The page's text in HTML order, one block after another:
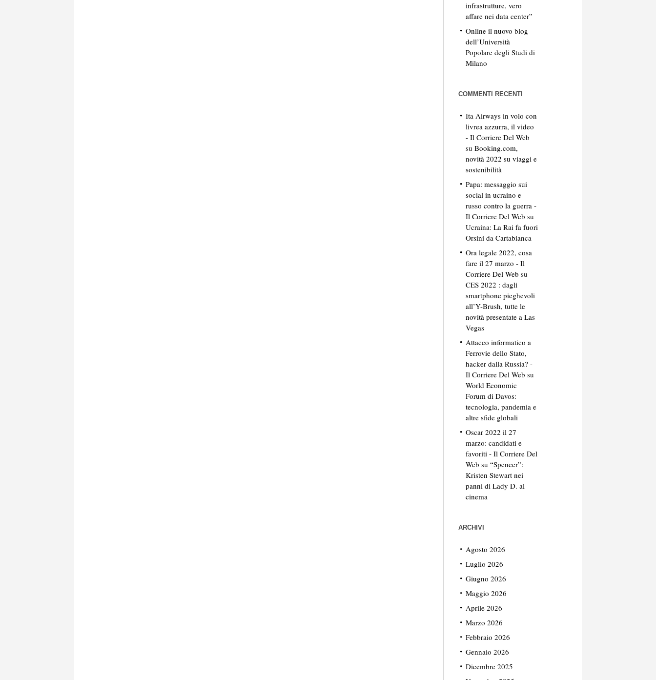
infrastrutture, vero
affare nei data center”
Online il nuovo blog
dell’Università
Popolare degli Studi di
Milano
COMMENTI RECENTI
Ita Airways in volo con
livrea azzurra, il video
- Il Corriere Del Web
su Booking.com,
novità 2022 su viaggi e
sostenibilità
Papa: messaggio sui
social in ucraino e
russo contro la guerra -
Il Corriere Del Web su
Ucraina: La Rai fa fuori
Orsini da Cartabianca
Ora legale 2022, cosa
fare il 27 marzo - Il
Corriere Del Web su
CES 2022 : dagli
smartphone pieghevoli
all’Y-Brush, tutte le
novità presentate a Las
Vegas
Attacco informatico a
Ferrovie dello Stato,
hacker dalla Russia? -
Il Corriere Del Web su
World Economic
Forum di Davos:
tecnologia, pandemia e
altre sfide globali
Oscar 2022 il 27
marzo: candidati e
favoriti - Il Corriere Del
Web su “Spencer”:
Kristen Stewart nei
panni di Lady D. al
cinema
ARCHIVI
Agosto 2026
Luglio 2026
Giugno 2026
Maggio 2026
Aprile 2026
Marzo 2026
Febbraio 2026
Gennaio 2026
Dicembre 2025